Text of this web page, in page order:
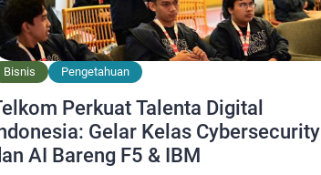
Bisnis Pengetahuan
Perkuat Talenta Digital
Gelar Kelas Cybersecurity
AI Bareng F5 & IBM